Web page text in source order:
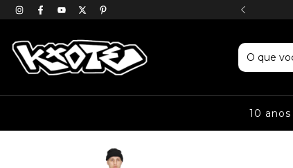
DE RUA & CULTURAL
10 anos